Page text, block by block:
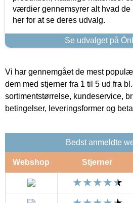
værdier gennemsyrer alt hvad de
her for at se deres udvalg.
Se udvalget på
Vi har gennemgået de mest
dem med stjerner fra 1 til 5 ud fra
sortimentstørrelse, kundeservice,
betingelser, leveringsformer og
Bedst anmeldte
Webshop Stjerner